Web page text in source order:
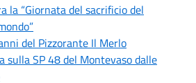
la “Giornata del sacrificio del
del Pizzorante Il Merlo
sulla SP 48 del Montevaso dalle